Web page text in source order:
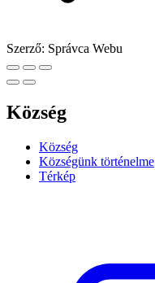
Szerző: Správca Webu
Község
Község
Községünk történelme
Térkép